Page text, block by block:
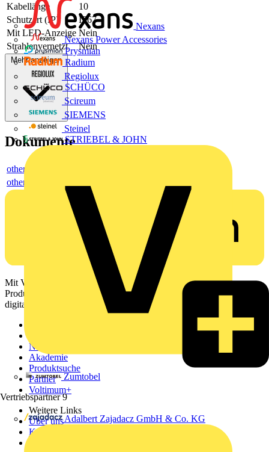
Nexans
Nexans Power Accessories
Prysmian
Radium
Regiolux
SCHÜCO
Scireum
SIEMENS
Steinel
STRIEBEL & JOHN
Zumtobel
Vertriebspartner 9
Adalbert Zajadacz GmbH & Co. KG
Kabellänge
10
Schutzart (IP)
IP67
Mit LED-Anzeige Nein
Strahlenvernetzt
Nein
Mehr anzeigen
Dokumente
others
others
Mit Voltimum erhalten Elektrofachkräfte Zugang zu Branchennews,
Produktinformationen, Schulungen und Tools – alles auf einer
digitalen Plattform und Community.
News
Akademie
Produktsuche
Partner
Voltimum+
Weitere Links
Über uns
Kontakt